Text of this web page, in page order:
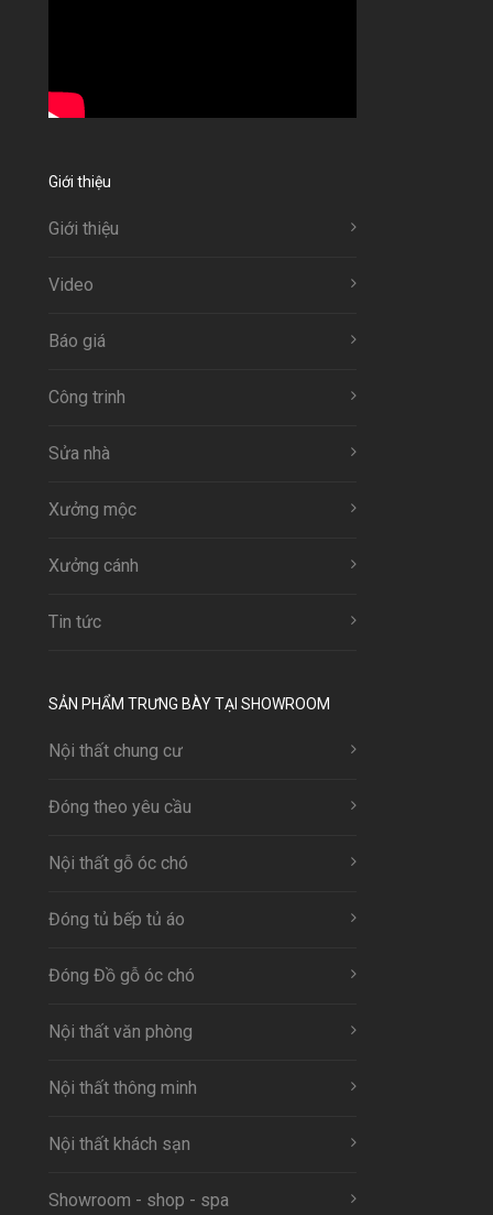
Giới thiệu
Giới thiệu
Video
Báo giá
Công trinh
Sửa nhà
Xưởng mộc
Xưởng cánh
Tin tức
SẢN PHẨM TRƯNG BÀY TẠI SHOWROOM
Nội thất chung cư
Đóng theo yêu cầu
Nội thất gỗ óc chó
Đóng tủ bếp tủ áo
Đóng Đồ gỗ óc chó
Nội thất văn phòng
Nội thất thông minh
Nội thất khách sạn
Showroom - shop - spa